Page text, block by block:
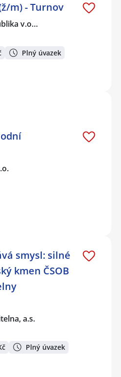
m) - Turnov
v.o…
Plný úvazek
smysl: silné
kmen ČSOB
a.s.
Plný úvazek